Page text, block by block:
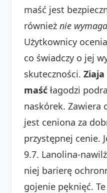
maść jest
również nie
Użytkownicy
co świadczy o jej
skuteczności.
maść łagodzi
naskórek. Zawiera
jest ceniona za
przystępnej cenie.
9.7. Lanolina-
niej barierę
gojenie pęknięć.